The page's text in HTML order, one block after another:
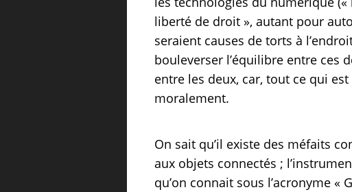
liberté de droit », autant pour
seraient causes de torts à
bouleverser l’équilibre entre ces
entre les deux, car, tout ce qui
moralement.
On sait qu’il existe des méfaits
aux objets connectés ;
qu’on connait sous l’acronyme «